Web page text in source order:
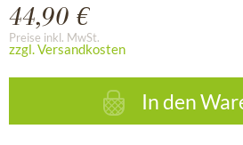
44,90 €
Preise inkl. MwSt.
zzgl. Versandkosten
In den